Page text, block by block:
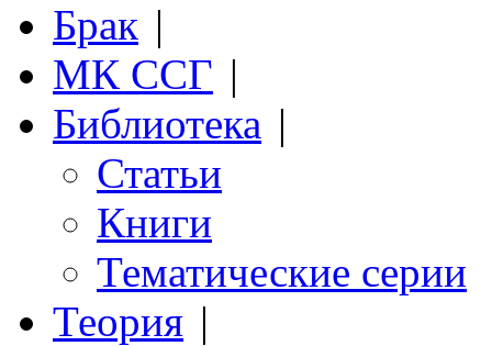
Брак |
МК ССГ |
Библиотека |
Статьи
Книги
Тематические серии
Теория |